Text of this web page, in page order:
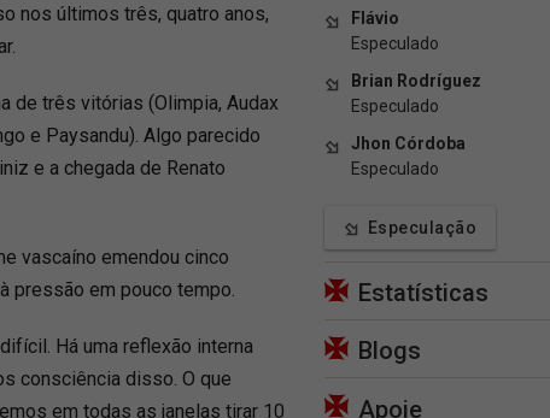
nos últimos três, quatro anos,
de três vitórias (Olimpia, Audax
e Paysandu). Algo parecido
e a chegada de Renato
vascaíno emendou cinco
pressão em pouco tempo.
Há uma reflexão interna
consciência disso. O que
em todas as janelas tirar 10
Flávio
Especulado
Brian Rodríguez
Especulado
Jhon Córdoba
Especulado
Especulação
Estatísticas
Blogs
Apoie